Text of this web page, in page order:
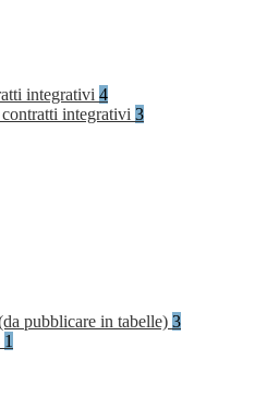
integrativi 4
integrativi 3
pubblicare in tabelle) 3
1